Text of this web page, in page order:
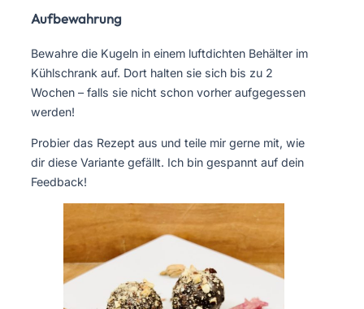
Aufbewahrung
Bewahre die Kugeln in einem luftdichten Behälter im
Kühlschrank auf. Dort halten sie sich bis zu 2
Wochen – falls sie nicht schon vorher aufgegessen
werden!
Probier das Rezept aus und teile mir gerne mit, wie
dir diese Variante gefällt. Ich bin gespannt auf dein
Feedback!